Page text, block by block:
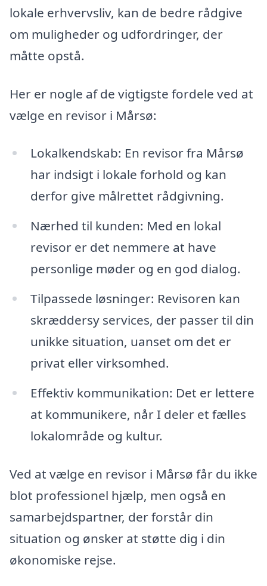
lokale erhvervsliv, kan de bedre rådgive
om muligheder og udfordringer, der
måtte opstå.
Her er nogle af de vigtigste fordele ved at
vælge en revisor i Mårsø:
Lokalkendskab: En revisor fra Mårsø
har indsigt i lokale forhold og kan
derfor give målrettet rådgivning.
Nærhed til kunden: Med en lokal
revisor er det nemmere at have
personlige møder og en god dialog.
Tilpassede løsninger: Revisoren kan
skræddersy services, der passer til din
unikke situation, uanset om det er
privat eller virksomhed.
Effektiv kommunikation: Det er lettere
at kommunikere, når I deler et fælles
lokalområde og kultur.
Ved at vælge en revisor i Mårsø får du ikke
blot professionel hjælp, men også en
samarbejdspartner, der forstår din
situation og ønsker at støtte dig i din
økonomiske rejse.